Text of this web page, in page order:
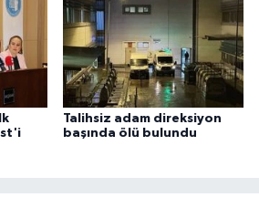
Talihsiz adam direksiyon
başında ölü bulundu